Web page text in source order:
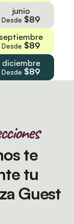
junio
Desde $89
septiembre
Desde $89
diciembre
Desde $89
te
tu
Guest